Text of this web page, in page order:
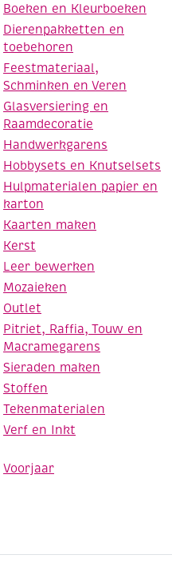
Boeken en Kleurboeken
Dierenpakketten en
toebehoren
Feestmateriaal,
Schminken en Veren
Glasversiering en
Raamdecoratie
Handwerkgarens
Hobbysets en Knutselsets
Hulpmaterialen papier en
karton
Kaarten maken
Kerst
Leer bewerken
Mozaieken
Outlet
Pitriet, Raffia, Touw en
Macramegarens
Sieraden maken
Stoffen
Tekenmaterialen
Verf en Inkt
Voorjaar